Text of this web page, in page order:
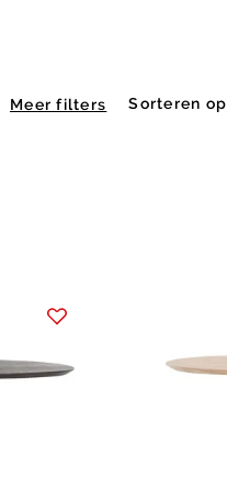
Meer filters Sorteren op